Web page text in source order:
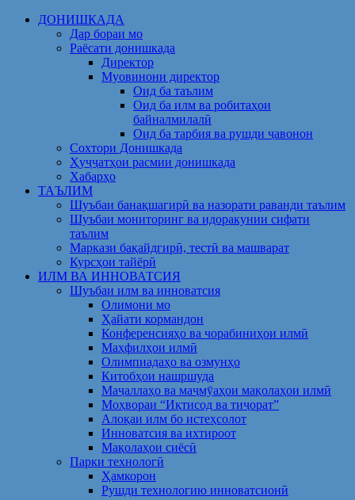
Skip
ДОНИШКАДА
Дар бораи мо
Раёсати донишкада
Директор
Муовинони директор
Оид ба таълим
Оид ба илм ва робитаҳои
байналмилалӣ
Оид ба тарбия ва рушди ҷавонон
Сохтори Донишкада
Ҳуҷҷатҳои расмии донишкада
Хабарҳо
ТАЪЛИМ
Шуъбаи банақшагирӣ ва назорати раванди таълим
Шуъбаи мониторинг ва идоракунии сифати
таълим
Маркази бақайдгирӣ, тестӣ ва машварат
Курсҳои тайёрӣ
ИЛМ ВА ИННОВАТСИЯ
Шуъбаи илм ва инноватсия
Олимони мо
Ҳайати кормандон
Конференсияҳо ва чорабиниҳои илмӣ
Маҳфилҳои илмӣ
Олимпиадаҳо ва озмунҳо
Китобҳои нашршуда
Маҷаллаҳо ва маҷмӯаҳои мақолаҳои илмӣ
Моҳвораи “Иқтисод ва тиҷорат”
Алоқаи илм бо истеҳсолот
Инноватсия ва ихтироот
Мақолаҳои сиёсӣ
Парки технологӣ
Ҳамкорон
Рушди технологию инноватсионӣ